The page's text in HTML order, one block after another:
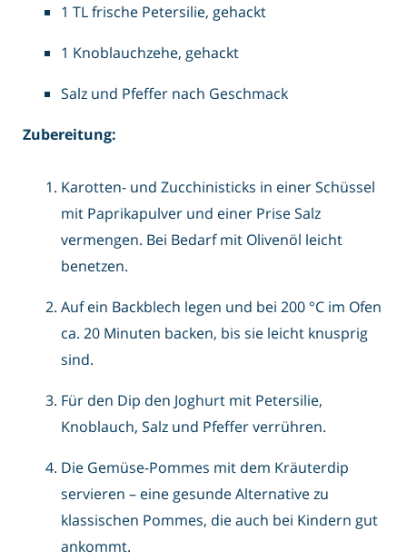
1 TL frische Petersilie, gehackt
1 Knoblauchzehe, gehackt
Salz und Pfeffer nach Geschmack
Zubereitung:
Karotten- und Zucchinisticks in einer Schüssel
mit Paprikapulver und einer Prise Salz
vermengen. Bei Bedarf mit Olivenöl leicht
benetzen.
Auf ein Backblech legen und bei 200 °C im Ofen
ca. 20 Minuten backen, bis sie leicht knusprig
sind.
Für den Dip den Joghurt mit Petersilie,
Knoblauch, Salz und Pfeffer verrühren.
Die Gemüse-Pommes mit dem Kräuterdip
servieren – eine gesunde Alternative zu
klassischen Pommes, die auch bei Kindern gut
ankommt.